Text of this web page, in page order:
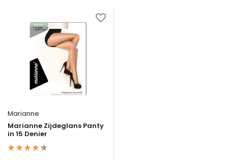
Marianne
Marianne Zijdeglans Panty
in 15 Denier